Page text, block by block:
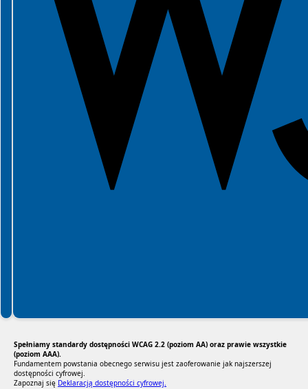
Spełniamy standardy dostępności WCAG 2.2 (poziom AA) oraz prawie wszystkie
(poziom AAA).
Fundamentem powstania obecnego serwisu jest zaoferowanie jak najszerszej
dostępności cyfrowej.
Zapoznaj się Deklaracją dostępności cyfrowej.